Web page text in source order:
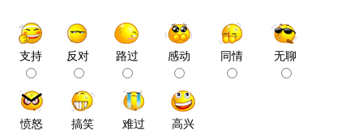
支持 反对 路过 感动 同情 无聊
愤怒 搞笑 难过 高兴